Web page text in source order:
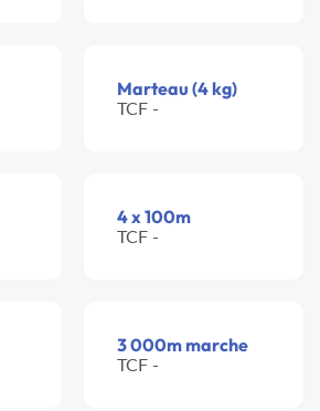
Marteau (4 kg)
TCF -
4 x 100m
TCF -
3 000m marche
TCF -